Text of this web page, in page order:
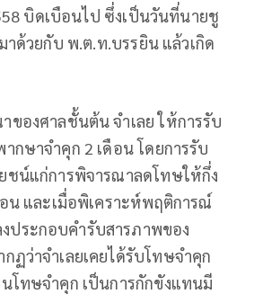
บิดเบือนไป ซึ่งเป็นวันที่นายชู
าด้วยกับ พ.ต.ท.บรรยิน แล้วเกิด
ของศาลชั้นต้น จำเลย ให้การรับ
กษาจำคุก 2 เดือน โดยการรับ
ชน์แก่การพิจารณาลดโทษให้กึ่ง
น และเมื่อพิเคราะห์พฤติการณ์
ประกอบคำรับสารภาพของ
กฏว่าจำเลยเคยได้รับโทษจำคุก
โทษจำคุก เป็นการกักขังแทนมี